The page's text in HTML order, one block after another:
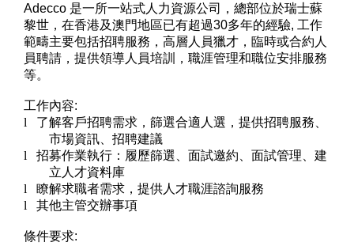
Adecco 是一所一站式人力資源公司，總部位於瑞士蘇
黎世，在香港及澳門地區已有超過30多年的經驗, 工作
範疇主要包括招聘服務，高層人員獵才，臨時或合約人
員聘請，提供領導人員培訓，職涯管理和職位安排服務
等。
工作內容:
l
了解客戶招聘需求，篩選合適人選，提供招聘服務、
市場資訊、招聘建議
l
招募作業執行：履歷篩選、面試邀約、面試管理、建
立人才資料庫
l
瞭解求職者需求，提供人才職涯諮詢服務
l
其他主管交辦事項
條件要求: